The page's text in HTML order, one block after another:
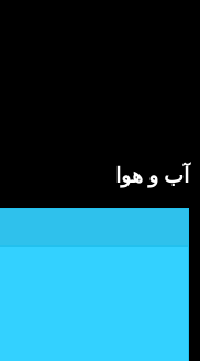
آب و هوا